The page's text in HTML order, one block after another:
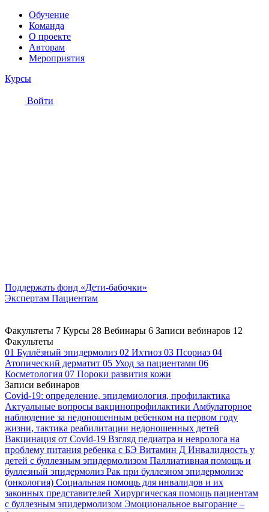
Обучение
Команда
О проекте
Авторам
Мероприятия
Курсы
Войти
Поддержать фонд «Дети-бабочки»
Экспертам Пациентам
Факультеты 7 Курсы 28 Вебинары 6 Записи вебинаров 12
Факультеты
01 Буллёзный эпидермолиз 02 Ихтиоз 03 Псориаз 04
Атопический дерматит 05 Уход за пациентами 06
Косметология 07 Пороки развития кожи
Записи вебинаров
Covid-19: определение, эпидемиология, профилактика
Актуальные вопросы вакцинопрофилактики Амбулаторное
наблюдение за недоношенным ребенком на первом году
жизни, тактика реабилитации недоношенных детей
Вакцинация от Covid-19 Взгляд педиатра и невролога на
проблему питания ребенка с БЭ Витамин Д Инвалидность у
детей с буллезным эпидермолизом Паллиативная помощь и
буллезный эпидермолиз Рак при буллезном эпидермолизе
(онкология) Социальная помощь для инвалидов и их
законных представителей Хирургическая помощь пациентам
с буллезным эпидермолизом Эмоциональное выгорание –